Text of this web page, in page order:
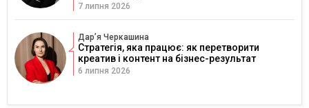
7 липня 2026
Дарʼя Черкашина
Стратегія, яка працює: як перетворити
креатив і контент на бізнес-результат
6 липня 2026